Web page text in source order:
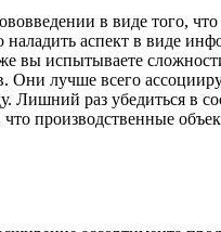
в виде того,
аспект в виде
вы испытываете
Они лучше всего
Лишний раз убедиться в
что производственные